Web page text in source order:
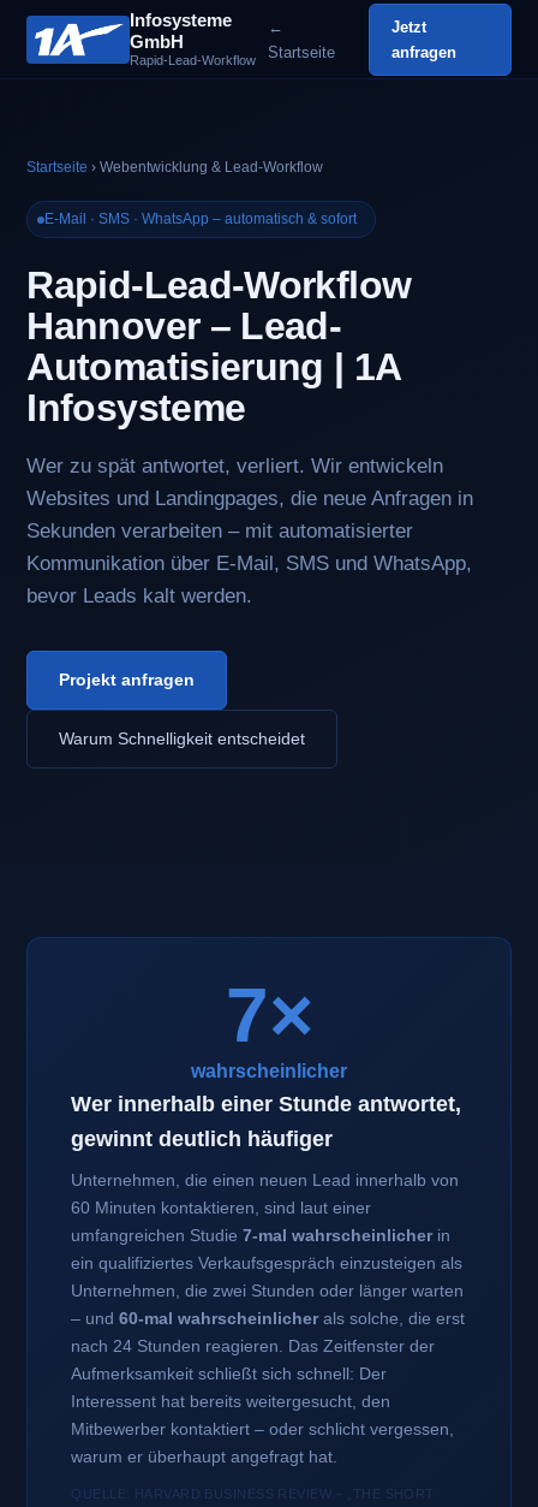
Infosysteme
GmbH
Rapid-Lead-Workflow
←
Startseite
Jetzt
anfragen
Startseite › Webentwicklung & Lead-Workflow
E-Mail · SMS · WhatsApp – automatisch & sofort
Rapid-Lead-Workflow
Hannover – Lead-
Automatisierung | 1A
Infosysteme
Wer zu spät antwortet, verliert. Wir entwickeln
Websites und Landingpages, die neue Anfragen in
Sekunden verarbeiten – mit automatisierter
Kommunikation über E-Mail, SMS und WhatsApp,
bevor Leads kalt werden.
Projekt anfragen
Warum Schnelligkeit entscheidet
7×
wahrscheinlicher
Wer innerhalb einer Stunde antwortet,
gewinnt deutlich häufiger
Unternehmen, die einen neuen Lead innerhalb von
60 Minuten kontaktieren, sind laut einer
umfangreichen Studie7-mal wahrscheinlicherin
ein qualifiziertes Verkaufsgespräch einzusteigen als
Unternehmen, die zwei Stunden oder länger warten
– und60-mal wahrscheinlicherals solche, die erst
nach 24 Stunden reagieren. Das Zeitfenster der
Aufmerksamkeit schließt sich schnell: Der
Interessent hat bereits weitergesucht, den
Mitbewerber kontaktiert – oder schlicht vergessen,
warum er überhaupt angefragt hat.
QUELLE: HARVARD BUSINESS REVIEW – „THE SHORT